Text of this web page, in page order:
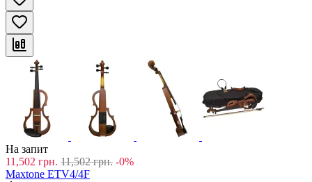
На запит
11,502 грн. 11,502 грн. -0%
Maxtone ETV4/4F